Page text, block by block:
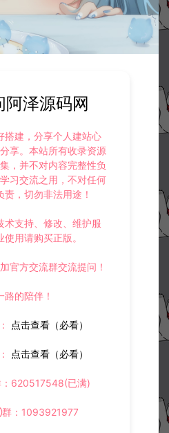
阿泽源码网
搭建，分享个人建站心
享。本站所有收录资源
，并不对内容完整性负
习交流之用，不对任何
责，切勿非法用途！
术支持、修改、维护服
用请购买正版。
官方交流群交流提问！
路的陪伴！
点击查看（必看）
点击查看（必看）
：620517548(已满)
：1093921977